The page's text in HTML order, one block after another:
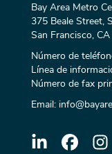
Bay Area Metro
375 Beale Street,
San Francisco,
Número de
Línea de
Número de fax
Email: